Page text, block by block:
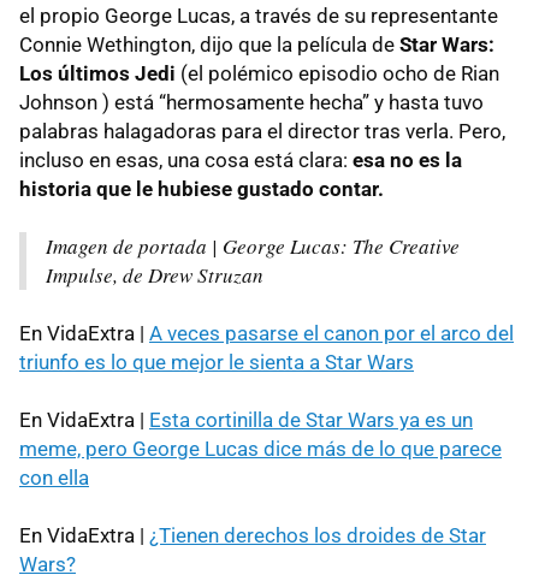
el propio George Lucas, a través de su representante
Connie Wethington, dijo que la película de Star Wars:
Los últimos Jedi (el polémico episodio ocho de Rian
Johnson ) está “hermosamente hecha” y hasta tuvo
palabras halagadoras para el director tras verla. Pero,
incluso en esas, una cosa está clara: esa no es la
historia que le hubiese gustado contar.
Imagen de portada | George Lucas: The Creative
Impulse, de Drew Struzan
En VidaExtra | A veces pasarse el canon por el arco del
triunfo es lo que mejor le sienta a Star Wars
En VidaExtra | Esta cortinilla de Star Wars ya es un
meme, pero George Lucas dice más de lo que parece
con ella
En VidaExtra | ¿Tienen derechos los droides de Star
Wars?